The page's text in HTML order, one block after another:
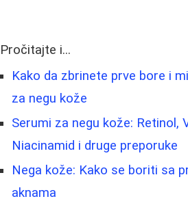
Pročitajte i...
Kako da zbrinete prve bore i
za negu kože
Serumi za negu kože: Retinol,
Niacinamid i druge preporuke
Nega kože: Kako se boriti sa
aknama